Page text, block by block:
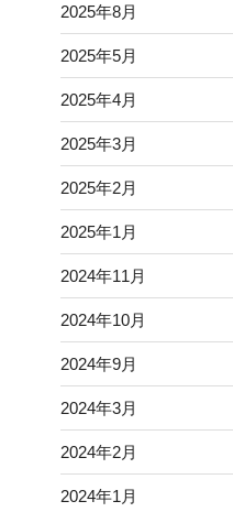
2025年8月
2025年5月
2025年4月
2025年3月
2025年2月
2025年1月
2024年11月
2024年10月
2024年9月
2024年3月
2024年2月
2024年1月